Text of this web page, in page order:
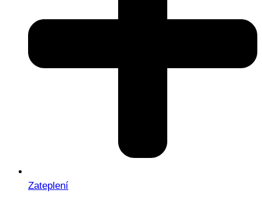
Zateplení